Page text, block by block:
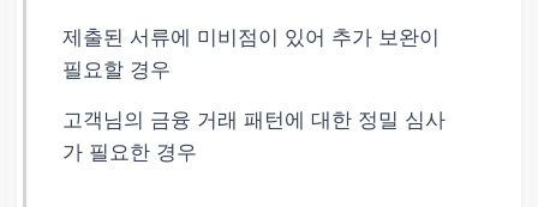
제출된 서류에 미비점이 있어 추가 보완이
필요할 경우
고객님의 금융 거래 패턴에 대한 정밀 심사
가 필요한 경우